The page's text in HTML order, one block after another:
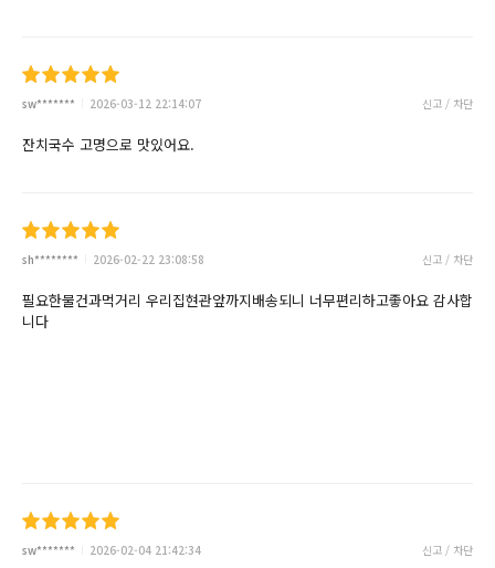
sw******* 2026-03-12 22:14:07 신고 / 차단
잔치국수 고명으로 맛있어요.
sh******** 2026-02-22 23:08:58 신고 / 차단
필요한물건과먹거리 우리집현관앞까지배송되니 너무편리하고좋아요 감사합
니다
sw******* 2026-02-04 21:42:34 신고 / 차단